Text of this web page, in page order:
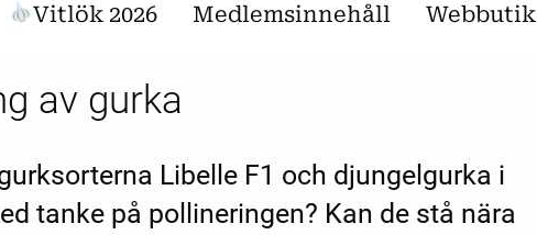
Vitlök 2026 Medlemsinnehåll Webbutik
av gurka
Libelle F1 och djungelgurka i
tanke på pollineringen? Kan de stå nära